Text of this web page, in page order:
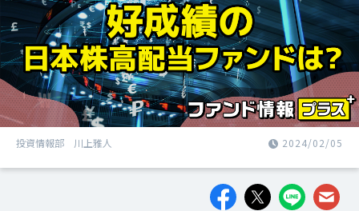
投資情報部 川上雅人 2024/02/05